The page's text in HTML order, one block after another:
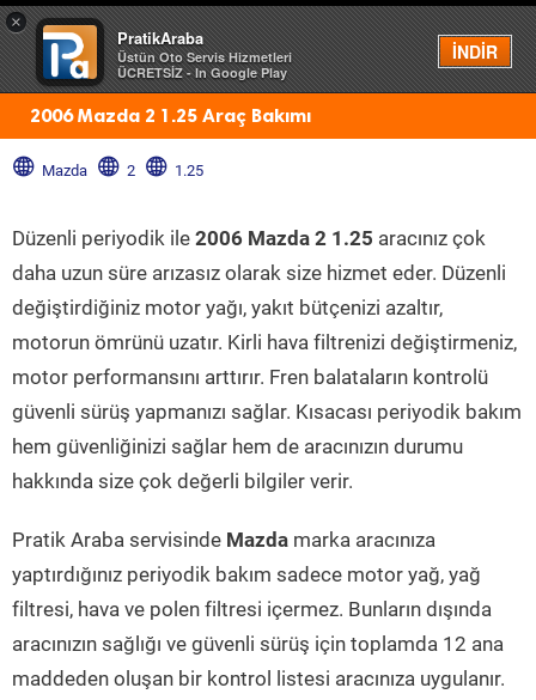
×
PratikAraba
Üstün Oto Servis Hizmetleri
ÜCRETSİZ - In Google Play
İNDİR
Menü
2006 Mazda 2 1.25 Araç Bakımı
Mazda 2 1.25
Düzenli periyodik ile 2006 Mazda 2 1.25 aracınız çok
daha uzun süre arızasız olarak size hizmet eder. Düzenli
değiştirdiğiniz motor yağı, yakıt bütçenizi azaltır,
motorun ömrünü uzatır. Kirli hava filtrenizi değiştirmeniz,
motor performansını arttırır. Fren balataların kontrolü
güvenli sürüş yapmanızı sağlar. Kısacası periyodik bakım
hem güvenliğinizi sağlar hem de aracınızın durumu
hakkında size çok değerli bilgiler verir.
Pratik Araba servisinde Mazda marka aracınıza
yaptırdığınız periyodik bakım sadece motor yağ, yağ
filtresi, hava ve polen filtresi içermez. Bunların dışında
aracınızın sağlığı ve güvenli sürüş için toplamda 12 ana
maddeden oluşan bir kontrol listesi aracınıza uygulanır.